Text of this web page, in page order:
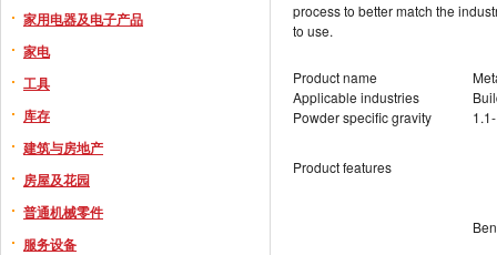
家用电器及电子产品
家电
工具
库存
建筑与房地产
房屋及花园
普通机械零件
服务设备
process to better match the
to use.
Product name
Applicable industries
Powder specific gravity
Product features